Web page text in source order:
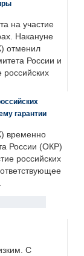
на участие
Накануне
отменил
России и
российских
гарантии
временно
России (ОКР)
российских
С